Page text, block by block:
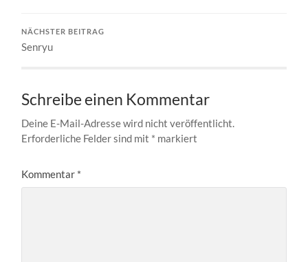
NÄCHSTER BEITRAG
Senryu
Schreibe einen Kommentar
Deine E-Mail-Adresse wird nicht veröffentlicht.
Erforderliche Felder sind mit * markiert
Kommentar *